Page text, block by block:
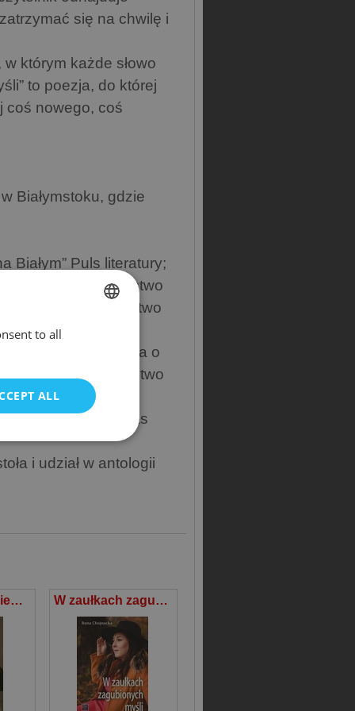
się na chwilę i
którym każde słowo
to poezja, do której
coś nowego, coś
Białymstoku, gdzie
Białym” Puls literatury;
nie tylko” Wydawnictwo
Tom 5, Wydawnictwo
(Antologia Literacka o
Wydawnictwo
Borgis;
“Zanim zabierze nas
i udział w antologii
Z nadzieją i lękiem w tle W zaułkach zagubionych myśli
to all
ALL